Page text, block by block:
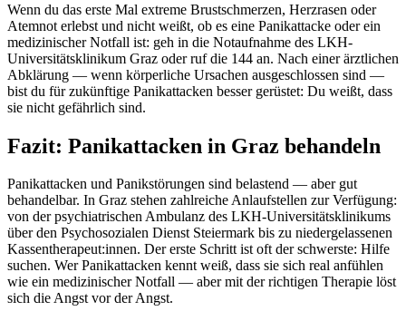
Wenn du das erste Mal extreme Brustschmerzen, Herzrasen oder
Atemnot erlebst und nicht weißt, ob es eine Panikattacke oder ein
medizinischer Notfall ist: geh in die Notaufnahme des LKH-
Universitätsklinikum Graz oder ruf die 144 an. Nach einer ärztlichen
Abklärung — wenn körperliche Ursachen ausgeschlossen sind —
bist du für zukünftige Panikattacken besser gerüstet: Du weißt, dass
sie nicht gefährlich sind.
Fazit: Panikattacken in Graz behandeln
Panikattacken und Panikstörungen sind belastend — aber gut
behandelbar. In Graz stehen zahlreiche Anlaufstellen zur Verfügung:
von der psychiatrischen Ambulanz des LKH-Universitätsklinikums
über den Psychosozialen Dienst Steiermark bis zu niedergelassenen
Kassentherapeut:innen. Der erste Schritt ist oft der schwerste: Hilfe
suchen. Wer Panikattacken kennt weiß, dass sie sich real anfühlen
wie ein medizinischer Notfall — aber mit der richtigen Therapie löst
sich die Angst vor der Angst.